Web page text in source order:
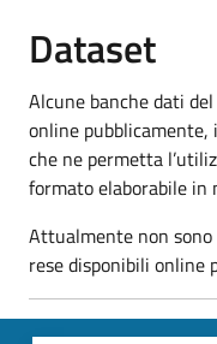
Dataset
Alcune banche dati
online
che ne permetta
formato elaborabile in
Attualmente non
rese disponibili online